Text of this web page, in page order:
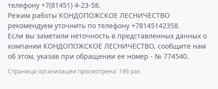
телефону +7(81451) 4-23-58.
Режим работы КОНДОПОЖСКОЕ ЛЕСНИЧЕСТВО
рекомендуем уточнить по телефону +78145142358.
Если вы заметили неточность в представленных данных о
компании КОНДОПОЖСКОЕ ЛЕСНИЧЕСТВО, сообщите нам
об этом, указав при обращении ее номер - № 774540.
Страница организации просмотрена: 196 раз